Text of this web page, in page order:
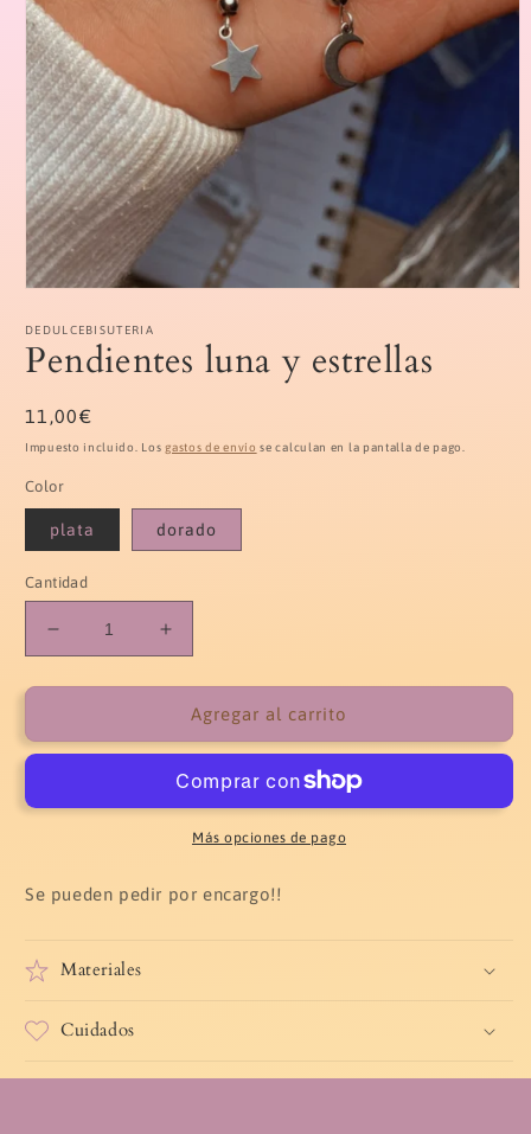
multimedia
1
en
modal
DEDULCEBISUTERIA
Pendientes luna y estrellas
Precio
habitual
11,00€
Impuesto incluido. Losgastos de envío se calculan en la pantalla de pago.
Color
plata dorado
Cantidad
Reducir
cantidad
para
luna
Aumentar
cantidad
para
Pendientes
luna
estrellas
Agregar al carrito
Más opciones de pago
Se pueden pedir por encargo!!
Materiales
Cuidados